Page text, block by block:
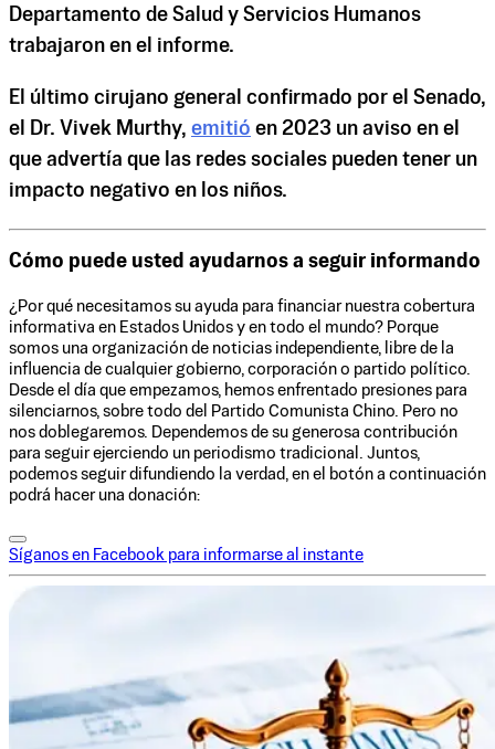
Departamento de Salud y Servicios Humanos
trabajaron en el informe.
El último cirujano general confirmado por el Senado,
el Dr. Vivek Murthy, emitió en 2023 un aviso en el
que advertía que las redes sociales pueden tener un
impacto negativo en los niños.
Cómo puede usted ayudarnos a seguir informando
¿Por qué necesitamos su ayuda para financiar nuestra cobertura
informativa en Estados Unidos y en todo el mundo? Porque
somos una organización de noticias independiente, libre de la
influencia de cualquier gobierno, corporación o partido político.
Desde el día que empezamos, hemos enfrentado presiones para
silenciarnos, sobre todo del Partido Comunista Chino. Pero no
nos doblegaremos. Dependemos de su generosa contribución
para seguir ejerciendo un periodismo tradicional. Juntos,
podemos seguir difundiendo la verdad, en el botón a continuación
podrá hacer una donación:
Síganos en Facebook para informarse al instante